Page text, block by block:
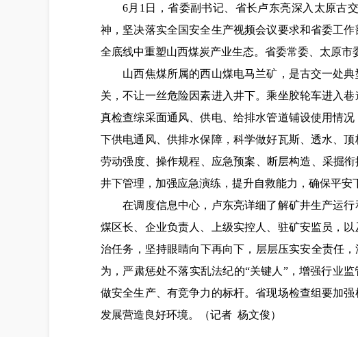
6月1日，省委副书记、省长卢东亮深入太原古
神，坚决落实全国安全生产视频会议要求和省委工
全底线中重塑山西煤炭产业生态。省委常委、太原市
山西焦煤所属的西山煤电马兰矿，是古交一处典
关，不让一丝危险因素进入井下。乘坐胶轮车进入
真检查综采面通风、供电、给排水管道铺设使用情
下供电通风、供排水保障，科学做好瓦斯、透水、
劳动强度、操作规程、应急预案、断层构造、采掘
井下管理，加强应急演练，提升自救能力，确保平安
在调度信息中心，卢东亮详细了解矿井生产运行
煤区长、企业负责人、上级实控人、驻矿安监员，
治任务，坚持眼睛向下再向下，层层压实安全责任
为，严肃惩处不落实乱法纪的“关键人”，增强行业
做安全生产、有竞争力的标杆。省现场检查组要加
发展营造良好环境。
（记者 杨文俊）